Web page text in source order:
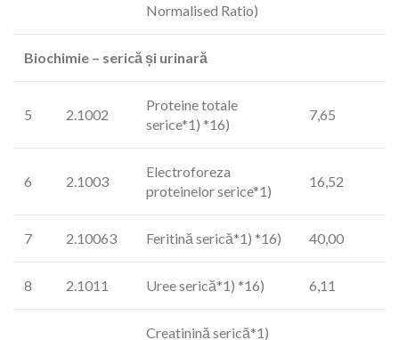
Normalised Ratio)
Biochimie – serică și urinară
5 2.1002
Proteine totale
serice*1) *16)
7,65
6 2.1003
Electroforeza
proteinelor serice*1)
16,52
7 2.10063 Feritină serică*1) *16) 40,00
8 2.1011 Uree serică*1) *16) 6,11
Creatinină serică*1)